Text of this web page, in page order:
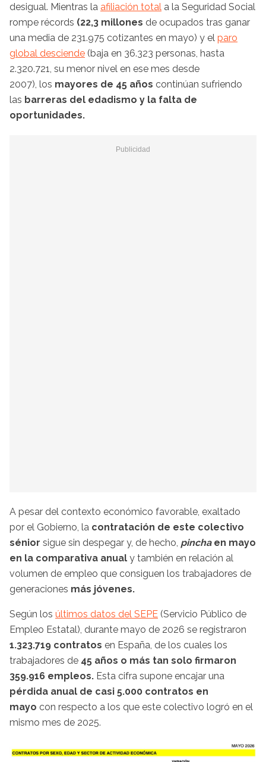
desigual. Mientras la afiliación total a la Seguridad Social
rompe récords (22,3 millones de ocupados tras ganar
una media de 231.975 cotizantes en mayo) y el paro
global desciende (baja en 36.323 personas, hasta
2.320.721, su menor nivel en ese mes desde
2007), los mayores de 45 años continúan sufriendo
las barreras del edadismo y la falta de
oportunidades.
A pesar del contexto económico favorable, exaltado
por el Gobierno, la contratación de este colectivo
sénior sigue sin despegar y, de hecho, pincha en mayo
en la comparativa anual y también en relación al
volumen de empleo que consiguen los trabajadores de
generaciones más jóvenes.
Según los últimos datos del SEPE (Servicio Público de
Empleo Estatal), durante mayo de 2026 se registraron
1.323.719 contratos en España, de los cuales los
trabajadores de 45 años o más tan solo firmaron
359.916 empleos. Esta cifra supone encajar una
pérdida anual de casi 5.000 contratos en
mayo con respecto a los que este colectivo logró en el
mismo mes de 2025.